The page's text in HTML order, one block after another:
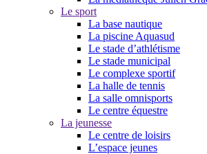
Le sport
La base nautique
La piscine Aquasud
Le stade d’athlétisme
Le stade municipal
Le complexe sportif
La halle de tennis
La salle omnisports
Le centre équestre
La jeunesse
Le centre de loisirs
L’espace jeunes